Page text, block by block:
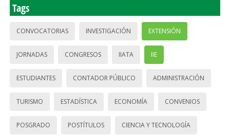
Tags
CONVOCATORIAS INVESTIGACIÓN EXTENSIÓN
JORNADAS CONGRESOS IIATA IIE
ESTUDIANTES CONTADOR PÚBLICO ADMINISTRACIÓN
TURISMO ESTADÍSTICA ECONOMÍA CONVENIOS
POSGRADO POSTÍTULOS CIENCIA Y TECNOLOGÍA